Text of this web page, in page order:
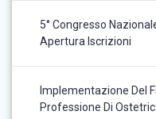
5° Congresso
Apertura Iscrizioni
Implementazione Del
Professione Di